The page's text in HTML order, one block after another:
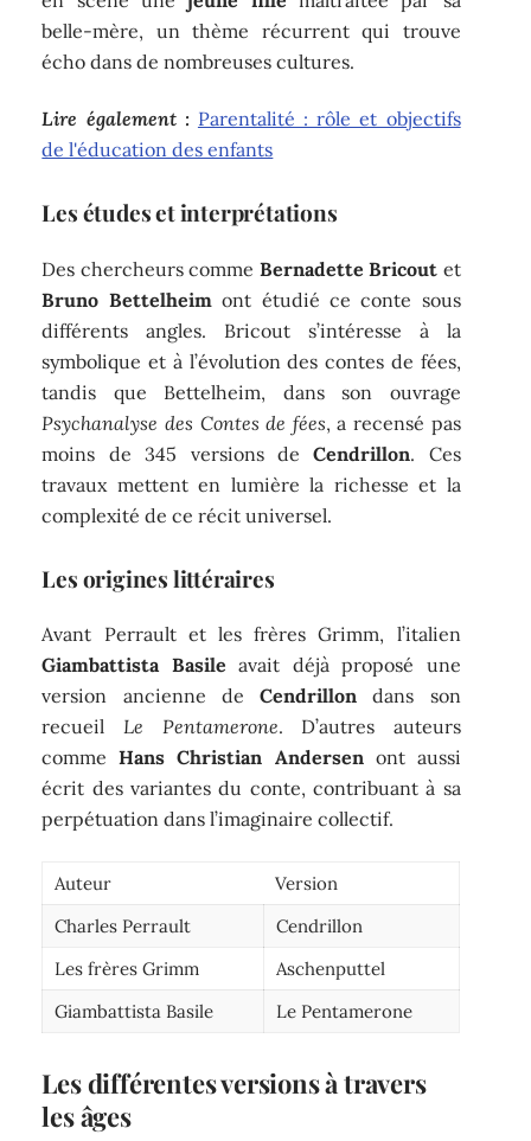
belle-mère, un thème récurrent qui trouve
écho dans de nombreuses cultures.
Lire également : Parentalité : rôle et objectifs
de l'éducation des enfants
Les études et interprétations
Des chercheurs comme Bernadette Bricout et
Bruno Bettelheim ont étudié ce conte sous
différents angles. Bricout s’intéresse à la
symbolique et à l’évolution des contes de fées,
tandis que Bettelheim, dans son ouvrage
Psychanalyse des Contes de fées, a recensé pas
moins de 345 versions deCendrillon. Ces
travaux mettent en lumière la richesse et la
complexité de ce récit universel.
Les origines littéraires
Avant Perrault et les frères Grimm, l’italien
Giambattista Basile avait déjà proposé une
version ancienne deCendrillon dans son
recueil Le Pentamerone. D’autres auteurs
commeHans Christian Andersenont aussi
écrit des variantes du conte, contribuant à sa
perpétuation dans l’imaginaire collectif.
Auteur
Version
Charles Perrault
Cendrillon
Les frères Grimm
Aschenputtel
Giambattista Basile
Le Pentamerone
Les différentes versions à travers
les âges